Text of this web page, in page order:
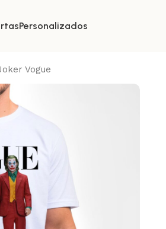
Personalizados
Vogue